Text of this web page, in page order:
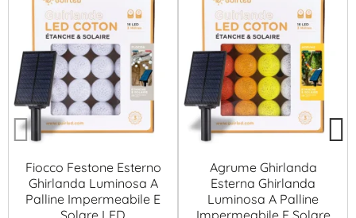
Fiocco Festone Esterno
Ghirlanda Luminosa A
Palline Impermeabile E
Solare LED
Agrume Ghirlanda
Esterna Ghirlanda
Luminosa A Palline
Impermeabile E Solare